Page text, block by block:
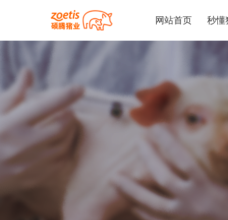
网站首页 秒懂